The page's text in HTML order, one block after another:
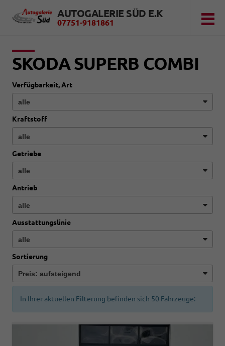
AUTOGALERIE SÜD E.K
07751-9181861
SKODA SUPERB COMBI
Verfügbarkeit, Art
Kraftstoff
Getriebe
Antrieb
Ausstattungslinie
Sortierung
In Ihrer aktuellen Filterung befinden sich 50 Fahrzeuge: